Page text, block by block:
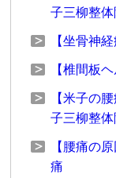
子三柳整体
【坐骨神
【椎間板
【米子の
子三柳整体
【腰痛の
痛